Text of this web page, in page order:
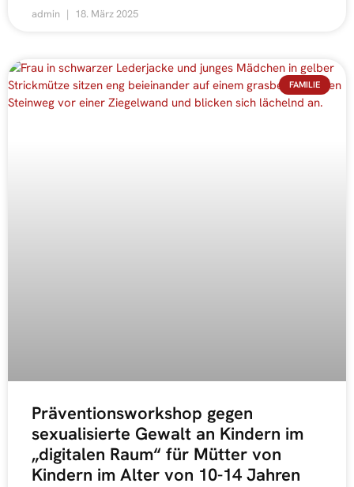
admin 18. März 2025
FAMILIE
Präventionsworkshop gegen
sexualisierte Gewalt an Kindern im
„digitalen Raum“ für Mütter von
Kindern im Alter von 10-14 Jahren